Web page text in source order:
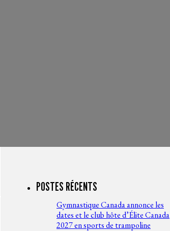
POSTES RÉCENTS
Gymnastique Canada annonce les
dates et le club hôte d’Élite Canada
2027 en sports de trampoline